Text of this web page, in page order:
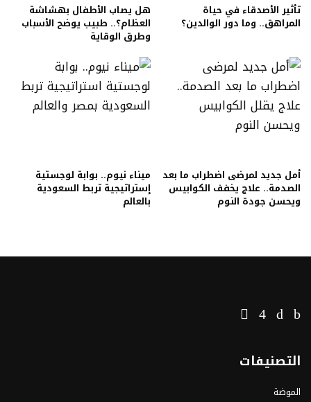
تأثير الأصدقاء في حياة
المراهق.. وما دور الوالدين؟
هل يصاب الأطفال بهشاشة
العظام؟.. طبيب يوضح الأسباب
وطرق الوقاية
أمل جديد لمرضى اضطراب ما بعد
الصدمة.. علاج يخفف الكوابيس
ويحسن جودة النوم
ميناء نيوم.. بوابة لوجستية
إستراتيجية تربط السعودية
بالعالم
التصنيفات
الموضة